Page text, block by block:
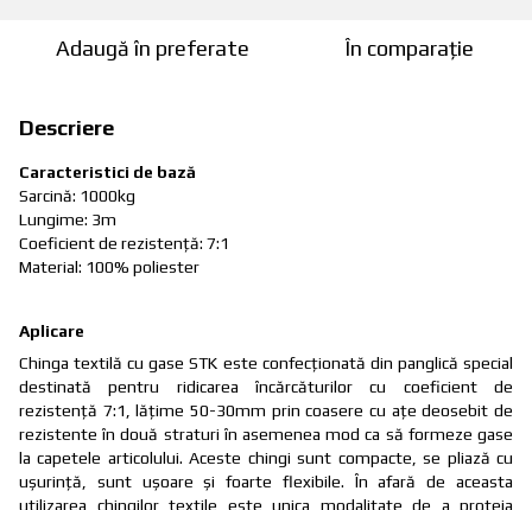
Adaugă în preferate În comparație
Descriere
Caracteristici de bază
Sarcină: 1000kg
Lungime: 3m
Coeficient de rezistenţă: 7:1
Material: 100% poliester
Aplicare
Chinga textilă cu gase STK este confecționată din panglică special
destinată pentru ridicarea încărcăturilor cu coeficient de
rezistenţă 7:1, lățime 50-30mm prin coasere cu ațe deosebit de
rezistente în două straturi în asemenea mod ca să formeze gase
la capetele articolului. Aceste chingi sunt compacte, se pliază cu
ușurință, sunt ușoare şi foarte flexibile. În afară de aceasta
utilizarea chingilor textile este unica modalitate de a proteja